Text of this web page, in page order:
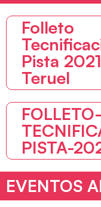
Folleto
Pista
Teruel
FOLLETO-
PISTA-
EVENTOS